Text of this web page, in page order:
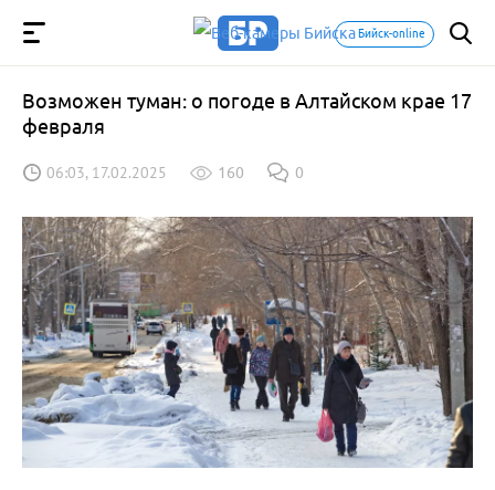
Бийск-online
Возможен туман: о погоде в Алтайском крае 17
февраля
06:03, 17.02.2025 160 0